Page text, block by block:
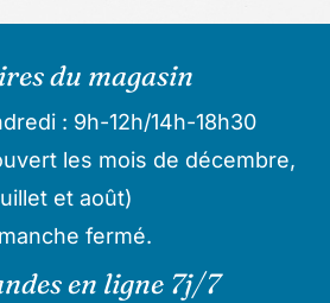
du magasin
: 9h-12h/14h-18h30
les mois de décembre,
et août)
fermé.
en ligne 7j/7